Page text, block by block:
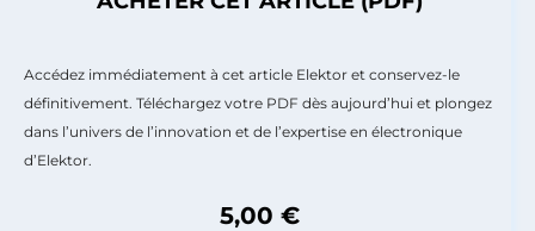
Accédez immédiatement à cet article Elektor et conservez-le
définitivement. Téléchargez votre PDF dès aujourd’hui et plongez
dans l’univers de l’innovation et de l’expertise en électronique
d’Elektor.
5,00 €